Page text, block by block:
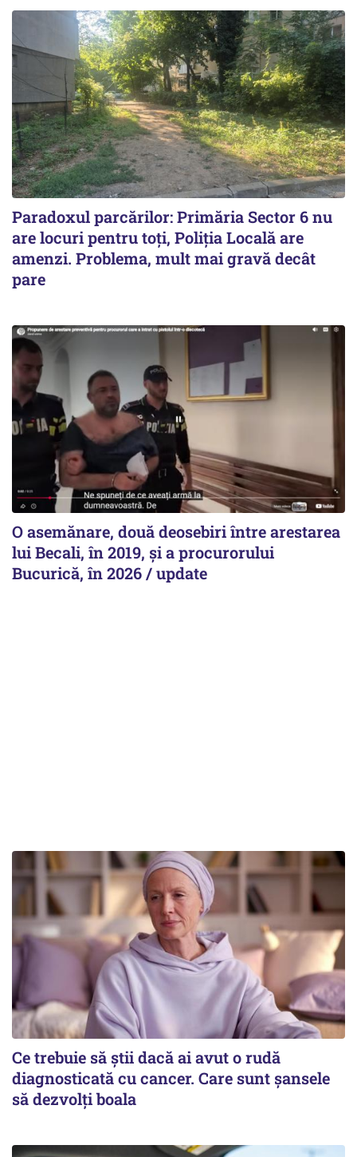
Paradoxul parcărilor: Primăria Sector 6 nu
are locuri pentru toți, Poliția Locală are
amenzi. Problema, mult mai gravă decât
pare
O asemănare, două deosebiri între arestarea
lui Becali, în 2019, și a procurorului
Bucurică, în 2026 / update
Ce trebuie să știi dacă ai avut o rudă
diagnosticată cu cancer. Care sunt șansele
să dezvolți boala